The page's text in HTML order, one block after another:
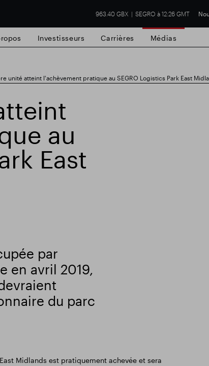
963.40 GBX SEGRO à 12:26 GMT
Slough
Investisseurs Carrières Médias
unité atteint l'achèvement pratique au SEGRO Logistics Park East
au
East
par
en avril 2019,
du parc
Midlands est pratiquement achevée et sera